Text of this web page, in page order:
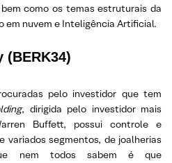
como os temas estruturais da
em nuvem e Inteligência Artificial.
(BERK34)
pelo investidor que tem
, dirigida pelo investidor mais
Buffett, possui controle e
variados segmentos, de joalherias
nem todos sabem é que